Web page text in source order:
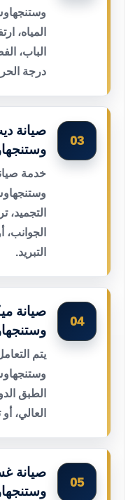
المياه،
الباب،
درجة
03
صيانة
خدمة
التجميد،
التبريد.
04
صيانة
يتم
الطبق
العالي،
05
صيانة